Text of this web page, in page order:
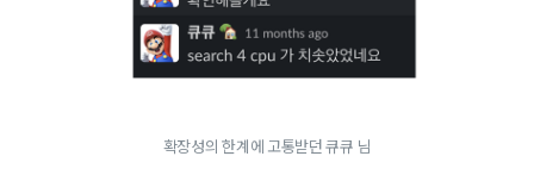
확장성의 한계에 고통받던 큐큐 님